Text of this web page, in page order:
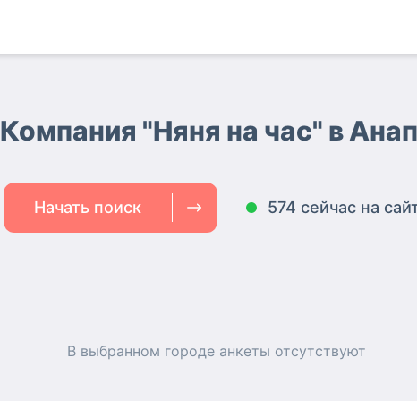
Компания "Няня на час" в
Начать поиск 574 сейчас на
В выбранном городе анкеты отсутствуют